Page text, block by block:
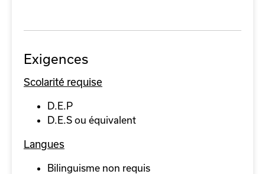
Exigences
Scolarité requise
D.E.P
D.E.S ou équivalent
Langues
Bilinguisme non requis